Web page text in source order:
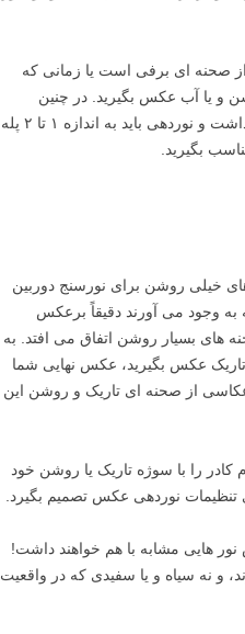
صحنه ای برفی است یا زمانی که
و یا آب عکس بگیرید. در چنین
شرایطی انعکاس زیادی وجود خواهد داشت و نوردهی باید به اندازه ۱ تا ۲ پله
بگیرید.
خیلی روشن برای نورسنج دوربین
وجود می آورند دقیقاً برعکس
بسیار روشن اتفاق می افتد. به
عکس بگیرید، عکس نهایی شما
عکاسی از صحنه ای تاریک و روشن این
کادر را با سوژه تاریک یا روشن خود
تنظیمات نوردهی عکس تصمیم بگیرد.
نور هایی مشابه با هم خواهند داشت!
و نه سیاه و یا سفیدی که در واقعیت